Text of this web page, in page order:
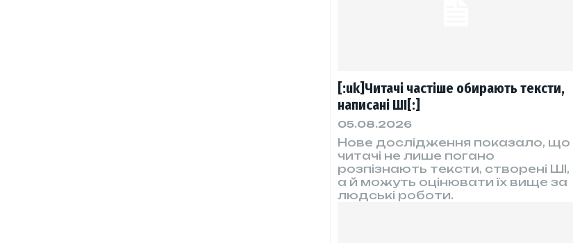
[:uk]Читачі частіше обирають тексти,
написані ШІ[:]
05.08.2026
Нове дослідження показало, що
читачі не лише погано
розпізнають тексти, створені ШІ,
а й можуть оцінювати їх вище за
людські роботи.